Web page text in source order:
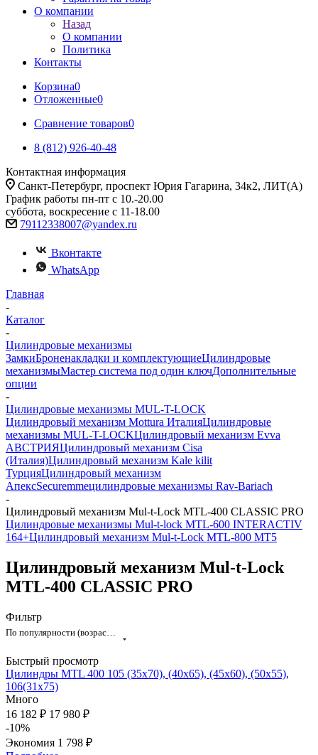
О компании
Назад
О компании
Политика
Контакты
Корзина0
Отложенные0
Сравнение товаров0
8 (812) 926-40-48
Контактная информация
Санкт-Петербург, проспект Юрия Гагарина, 34к2, ЛИТ(А)
График работы пн-пт с 10.-20.00
суббота, воскресение с 11-18.00
79112338007@yandex.ru
Вконтакте
WhatsApp
Главная
-
Каталог
-
Цилиндровые механизмы
ЗамкиБроненакладки и комплектующиеЦилиндровые
механизмыМастер система под один ключДополнительные
опции
-
Цилиндровые механизмы MUL-T-LOCK
Цилиндровый механизм Mottura ИталияЦилиндровые
механизмы MUL-T-LOCKЦилиндровый механизм Evva
АВСТРИЯЦилиндровый механизм Cisa
(Италия)Цилиндровый механизм Kale kilit
ТурцияЦилиндровый механизм
АпексSecuremmeцилиндровые механизмы Rav-Bariach
-
Цилиндровый механизм Mul-t-Lock MTL-400 CLASSIC PRO
Цилиндровые механизмы Mul-t-lock MTL-600 INTERACTIV
164+Цилиндровый механизм Mul-t-Lock MTL-800 MT5
Цилиндровый механизм Mul-t-Lock
MTL-400 CLASSIC PRO
Фильтр
Быстрый просмотр
Цилиндры MTL 400 105 (35x70), (40x65), (45x60), (50x55),
106(31х75)
Много
16 182 ₽ 17 980 ₽
-10%
Экономия 1 798 ₽